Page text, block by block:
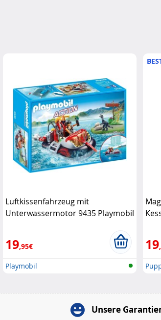
Luftkissenfahrzeug mit
Unterwassermotor 9435 Playmobil
19,95€
Playmobil
19
Unsere